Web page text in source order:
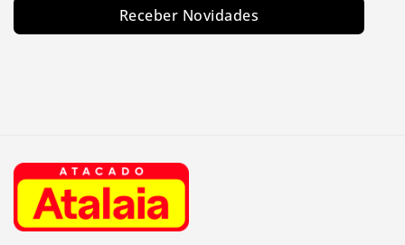
Receber Novidades